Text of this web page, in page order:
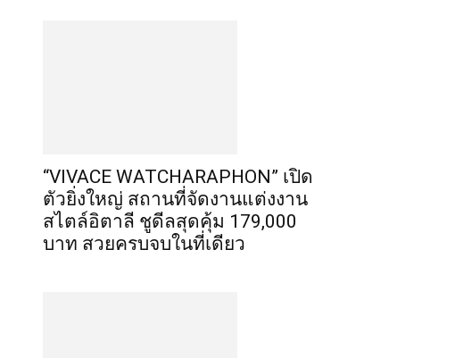
“VIVACE WATCHARAPHON” เปิด
ตัวยิ่งใหญ่ สถานที่จัดงานแต่งงาน
สไตล์อิตาลี ชูดีลสุดคุ้ม 179,000
บาท สวยครบจบในที่เดียว